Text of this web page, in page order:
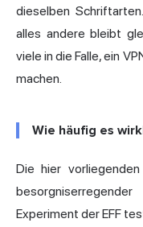
dieselben
alles andere bleibt
viele in die Falle, ein
machen.
Wie häufig es
Die hier
Experiment der EFF